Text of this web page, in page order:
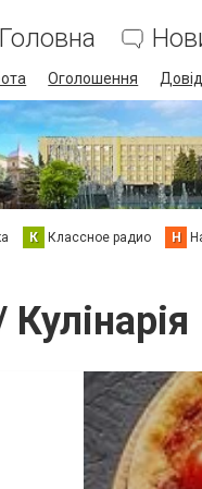
Головна
Оголошення
К Классное радио Н